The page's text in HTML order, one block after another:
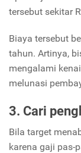
tersebut sekitar
Biaya tersebut
tahun. Artinya,
mengalami
melunasi
3. Cari
Bila target
karena gaji pas-